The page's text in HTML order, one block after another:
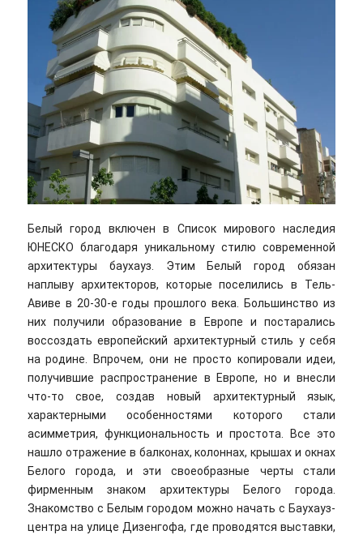
Белый город включен в Список мирового наследия
ЮНЕСКО благодаря уникальному стилю современной
архитектуры баухауз. Этим Белый город обязан
наплыву архитекторов, которые поселились в Тель-
Авиве в 20-30-е годы прошлого века. Большинство из
них получили образование в Европе и постарались
воссоздать европейский архитектурный стиль у себя
на родине. Впрочем, они не просто копировали идеи,
получившие распространение в Европе, но и внесли
что-то свое, создав новый архитектурный язык,
характерными особенностями которого стали
асимметрия, функциональность и простота. Все это
нашло отражение в балконах, колоннах, крышах и окнах
Белого города, и эти своеобразные черты стали
фирменным знаком архитектуры Белого города.
Знакомство с Белым городом можно начать с Баухауз-
центра на улице Дизенгофa, где проводятся выставки,